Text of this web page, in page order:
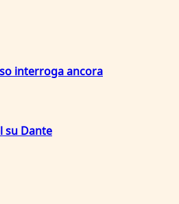
interroga ancora
su Dante